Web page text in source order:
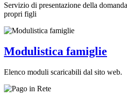
Servizio di presentazione della
propri figli
Modulistica famiglie
Elenco moduli scaricabili dal sito web.